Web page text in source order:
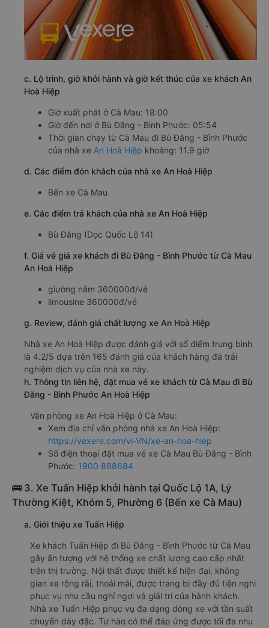
c. Lộ trình, giờ khởi hành và giờ kết thúc của xe khách An
Hoà Hiệp
Giờ xuất phát ở Cà Mau: 18:00
Giờ đến nơi ở Bù Đăng - Bình Phước: 05:54
Thời gian chạy từ Cà Mau đi Bù Đăng - Bình Phước
của nhà xe An Hoà Hiệp khoảng: 11.9 giờ
d. Các điểm đón khách của nhà xe An Hoà Hiệp
Bến xe Cà Mau
e. Các điểm trả khách của nhà xe An Hoà Hiệp
Bù Đăng (Dọc Quốc Lộ 14)
f. Giá vé giá xe khách đi Bù Đăng - Bình Phước từ Cà Mau
An Hoà Hiệp
giường nằm 360000đ/vé
limousine 360000đ/vé
g. Review, đánh giá chất lượng xe An Hoà Hiệp
Nhà xe An Hoà Hiệp được đánh giá với số điểm trung bình
là 4.2/5 dựa trên 165 đánh giá của khách hàng đã trải
nghiệm dịch vụ của nhà xe này.
h. Thông tin liên hệ, đặt mua vé xe khách từ Cà Mau đi Bù
Đăng - Bình Phước An Hoà Hiệp
Văn phòng xe An Hoà Hiệp ở Cà Mau:
Xem địa chỉ văn phòng nhà xe An Hoà Hiệp:
https://vexere.com/vi-VN/xe-an-hoa-hiep
Số điện thoại đặt mua vé xe Cà Mau Bù Đăng - Bình
Phước: 1900 888684
🚌 3. Xe Tuấn Hiệp khởi hành tại Quốc Lộ 1A, Lý
Thường Kiệt, Khóm 5, Phường 6 (Bến xe Cà Mau)
a. Giới thiệu xe Tuấn Hiệp
Xe khách Tuấn Hiệp đi Bù Đăng - Bình Phước từ Cà Mau
gây ấn tượng với hệ thống xe chất lượng cao cấp nhất
trên thị trường. Nội thất được thiết kế hiện đại, không
gian xe rộng rãi, thoải mái, được trang bị đầy đủ tiện nghi
phục vụ nhu cầu nghỉ ngơi và giải trí của hành khách.
Nhà xe Tuấn Hiệp phục vụ đa dạng dòng xe với tần suất
chuyến dày đặc. Tự hào có thể đáp ứng được tối đa nhu